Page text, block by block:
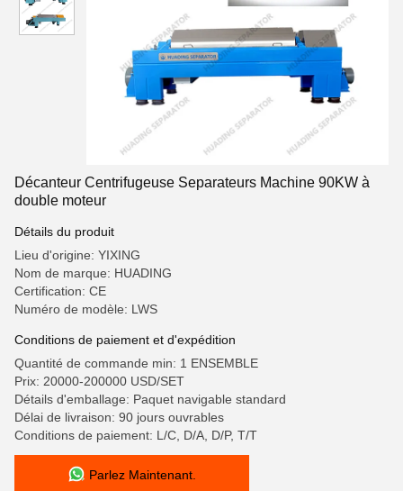
Décanteur Centrifugeuse Separateurs Machine 90KW à
double moteur
Détails du produit
Lieu d'origine: YIXING
Nom de marque: HUADING
Certification: CE
Numéro de modèle: LWS
Conditions de paiement et d'expédition
Quantité de commande min: 1 ENSEMBLE
Prix: 20000-200000 USD/SET
Détails d'emballage: Paquet navigable standard
Délai de livraison: 90 jours ouvrables
Conditions de paiement: L/C, D/A, D/P, T/T
Parlez Maintenant.